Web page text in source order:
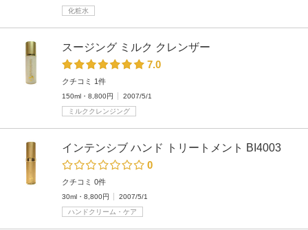
化粧水
スージング ミルク クレンザー
7.0
クチコミ 1件
150ml・8,800円
2007/5/1
ミルククレンジング
インテンシブ ハンド トリートメント BI4003
0
クチコミ 0件
30ml・8,800円
2007/5/1
ハンドクリーム・ケア